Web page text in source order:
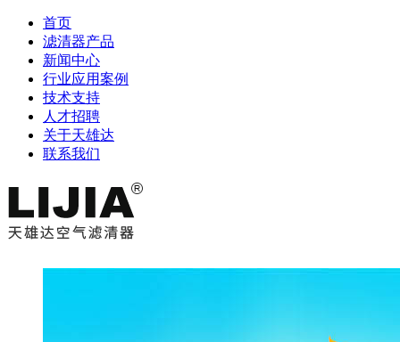
首页
滤清器产品
新闻中心
行业应用案例
技术支持
人才招聘
关于天雄达
联系我们